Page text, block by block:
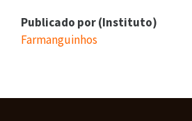
Publicado por (Instituto)
Farmanguinhos